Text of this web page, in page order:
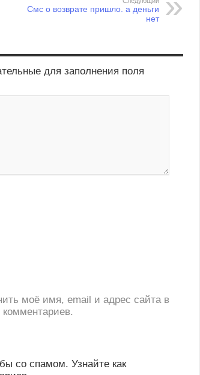
Смс о возврате пришло. а деньги
нет
для заполнения поля
моё имя, email и адрес сайта в
со спамом. Узнайте как